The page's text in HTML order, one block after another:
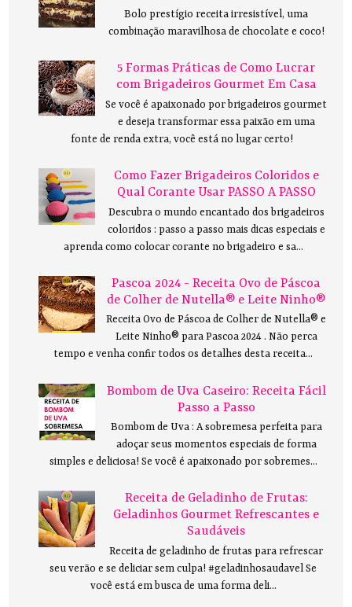
Bolo prestígio receita irresistível, uma
combinação maravilhosa de chocolate e coco!
5 Formas Práticas de Como Lucrar
com Brigadeiros Gourmet Em Casa
Se você é apaixonado por brigadeiros gourmet
e deseja transformar essa paixão em uma
fonte de renda extra, você está no lugar certo!
Como Fazer Brigadeiros Coloridos e
Qual Corante Usar PASSO A PASSO
Descubra o mundo encantado dos brigadeiros
coloridos : passo a passo mais dicas especiais e
aprenda como colocar corante no brigadeiro e sa...
Pascoa 2024 - Receita Ovo de Páscoa
de Colher de Nutella® e Leite Ninho®
Receita Ovo de Páscoa de Colher de Nutella® e
Leite Ninho® para Pascoa 2024 . Não perca
tempo e venha confir todos os detalhes desta receita...
Bombom de Uva Caseiro: Receita Fácil
Passo a Passo
Bombom de Uva : A sobremesa perfeita para
adoçar seus momentos especiais de forma
simples e deliciosa! Se você é apaixonado por sobremes...
Receita de Geladinho de Frutas:
Geladinhos Gourmet Refrescantes e
Saudáveis
Receita de geladinho de frutas para refrescar
seu verão e se deliciar sem culpa! #geladinhosaudavel Se
você está em busca de uma forma deli...